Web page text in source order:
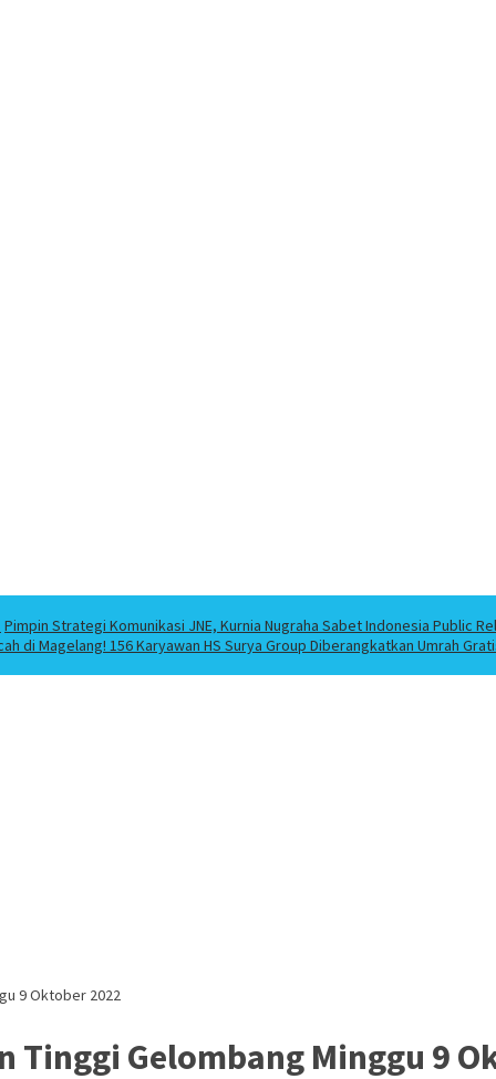
Pimpin Strategi Komunikasi JNE, Kurnia Nugraha Sabet Indonesia Public
di Magelang! 156 Karyawan HS Surya Group Diberangkatkan Umrah
9 Oktober 2022
Tinggi Gelombang Minggu 9